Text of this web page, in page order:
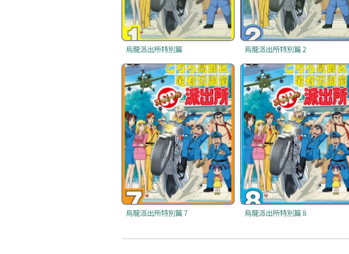
烏龍派出所特別篇 烏龍派出所特別篇 2
烏龍派出所特別篇 7 烏龍派出所特別篇 8